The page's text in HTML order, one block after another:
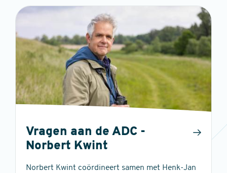
Vragen aan de ADC -
Norbert Kwint
Norbert Kwint coördineert samen met Henk-Jan